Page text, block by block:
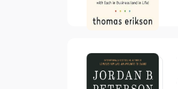
Hallgass bele